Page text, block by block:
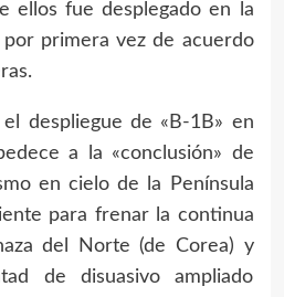
ellos fue desplegado en la
por primera vez de acuerdo
despliegue de «B-1B» en
a la «conclusión» de
en cielo de la Península
para frenar la continua
del Norte (de Corea) y
de disuasivo ampliado